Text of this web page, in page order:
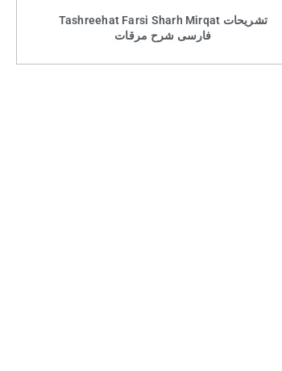
Tashreehat Farsi Sharh Mirqat تشریحات
فارسی شرح مرقات